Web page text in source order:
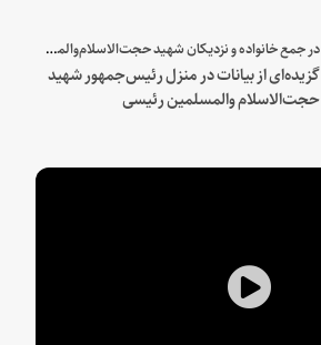
در جمع خانواده و نزدیکان شهید حجت‌الاسلام‌والمسلمین رئیسی:
گزیده‌ای از بیانات در منزل رئیس‌جمهور شهید
حجت‌الاسلام والمسلمین رئیسی
Play